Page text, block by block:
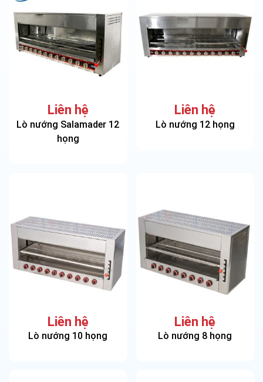
Lò nướng Salamader 12
họng
Liên hệ
Lò nướng 12 họng
Liên hệ
Lò nướng 10 họng
Liên hệ
Lò nướng 8 họng
Liên hệ